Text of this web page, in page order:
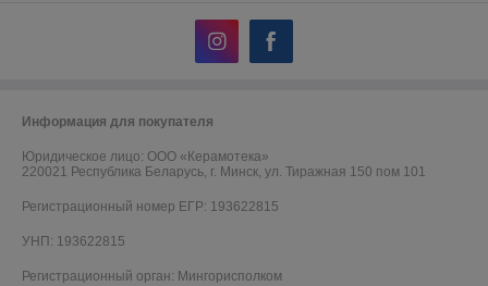
Информация для покупателя
Юридическое лицо: ООО «Керамотека»
220021 Республика Беларусь, г. Минск, ул. Тиражная 150 пом 101
Регистрационный номер ЕГР: 193622815
УНП: 193622815
Регистрационный орган: Мингорисполком